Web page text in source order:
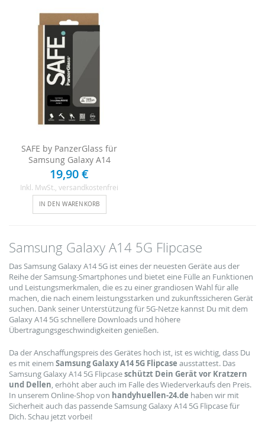
SAFE by PanzerGlass für
Samsung Galaxy A14
19,90 €
Inkl. MwSt., versandkostenfrei
IN DEN WARENKORB
Samsung Galaxy A14 5G Flipcase
Das Samsung Galaxy A14 5G ist eines der neuesten Geräte aus der
Reihe der Samsung-Smartphones und bietet eine Fülle an Funktionen
und Leistungsmerkmalen, die es zu einer grandiosen Wahl für alle
machen, die nach einem leistungsstarken und zukunftssicheren Gerät
suchen. Dank seiner Unterstützung für 5G-Netze kannst Du mit dem
Galaxy A14 5G schnellere Downloads und höhere
Übertragungsgeschwindigkeiten genießen.
Da der Anschaffungspreis des Gerätes hoch ist, ist es wichtig, dass Du
es mit einem Samsung Galaxy A14 5G Flipcase ausstattest. Das
Samsung Galaxy A14 5G Flipcaseschützt Dein Gerät vor Kratzern
und Dellen, erhöht aber auch im Falle des Wiederverkaufs den Preis.
In unserem Online-Shop von handyhuellen-24.de haben wir mit
Sicherheit auch das passende Samsung Galaxy A14 5G Flipcase für
Dich. Schau jetzt vorbei!